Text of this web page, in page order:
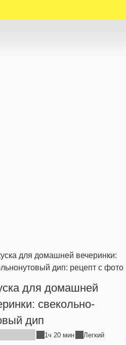
для домашней
свекольно-
дип
1ч 20 мин Легкий